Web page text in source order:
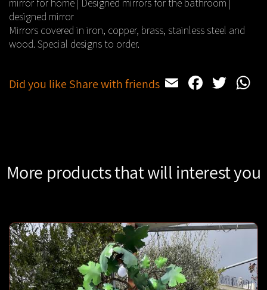
mirror for home | Designed mirrors for the bathroom |
designed mirror
Mirrors covered in iron, copper, brass, stainless steel and
wood. Special designs to order.
Did you like Share with friends Email
More products that will interest you